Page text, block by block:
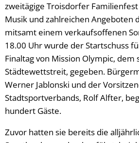
zweitägige Troisdorfer
Musik und zahlreichen Angeboten
mitsamt einem verkaufsoffenen
18.00 Uhr wurde der Startschuss
Finaltag von Mission Olympic, dem
Städtewettstreit, gegeben.
Werner Jablonski und der
Stadtsportverbands, Rolf Alfter,
hundert Gäste.
Zuvor hatten sie bereits die